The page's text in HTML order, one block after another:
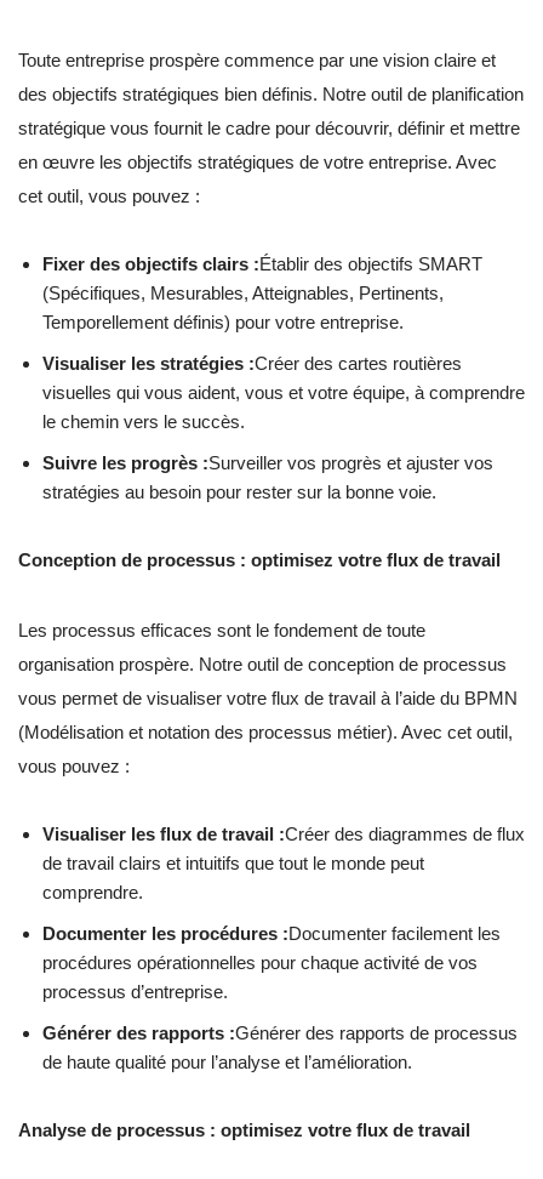
Toute entreprise prospère commence par une vision claire et
des objectifs stratégiques bien définis. Notre outil de planification
stratégique vous fournit le cadre pour découvrir, définir et mettre
en œuvre les objectifs stratégiques de votre entreprise. Avec
cet outil, vous pouvez :
Fixer des objectifs clairs :Établir des objectifs SMART
(Spécifiques, Mesurables, Atteignables, Pertinents,
Temporellement définis) pour votre entreprise.
Visualiser les stratégies :Créer des cartes routières
visuelles qui vous aident, vous et votre équipe, à comprendre
le chemin vers le succès.
Suivre les progrès :Surveiller vos progrès et ajuster vos
stratégies au besoin pour rester sur la bonne voie.
Conception de processus : optimisez votre flux de travail
Les processus efficaces sont le fondement de toute
organisation prospère. Notre outil de conception de processus
vous permet de visualiser votre flux de travail à l’aide du BPMN
(Modélisation et notation des processus métier). Avec cet outil,
vous pouvez :
Visualiser les flux de travail :Créer des diagrammes de flux
de travail clairs et intuitifs que tout le monde peut
comprendre.
Documenter les procédures :Documenter facilement les
procédures opérationnelles pour chaque activité de vos
processus d’entreprise.
Générer des rapports :Générer des rapports de processus
de haute qualité pour l’analyse et l’amélioration.
Analyse de processus : optimisez votre flux de travail